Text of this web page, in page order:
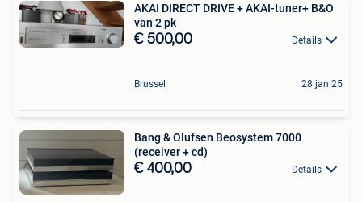
AKAI DIRECT DRIVE + AKAI-tuner+ B&O
van 2 pk
€ 500,00 Details
Brussel 28 jan 25
Bang & Olufsen Beosystem 7000
(receiver + cd)
€ 400,00 Details